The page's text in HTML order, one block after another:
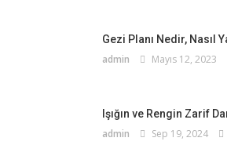
Gezi Planı Nedir, Nasıl
admin Mayıs 12, 2023
Işığın ve Rengin Zarif
admin Sep 19, 2024